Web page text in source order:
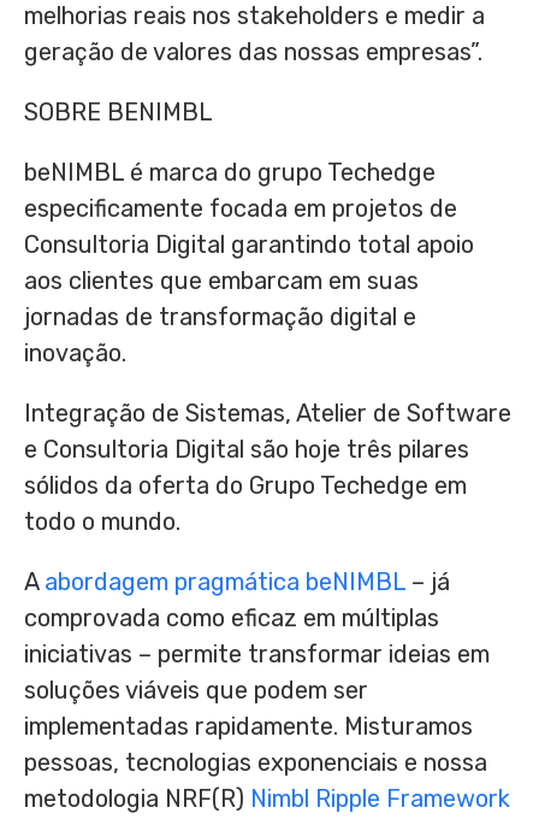
melhorias reais nos stakeholders e medir a
geração de valores das nossas empresas”.
SOBRE BENIMBL
beNIMBL é marca do grupo Techedge
especificamente focada em projetos de
Consultoria Digital garantindo total apoio
aos clientes que embarcam em suas
jornadas de transformação digital e
inovação.
Integração de Sistemas, Atelier de Software
e Consultoria Digital são hoje três pilares
sólidos da oferta do Grupo Techedge em
todo o mundo.
A abordagem pragmática beNIMBL – já
comprovada como eficaz em múltiplas
iniciativas – permite transformar ideias em
soluções viáveis que podem ser
implementadas rapidamente. Misturamos
pessoas, tecnologias exponenciais e nossa
metodologia NRF(R) Nimbl Ripple Framework